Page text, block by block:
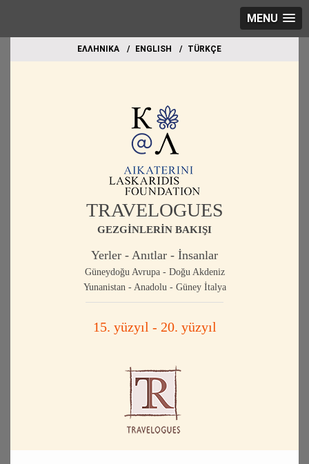
MENU
EΛΛΗΝΙΚΑ ΕΝGLISH TÜRKÇE
TRAVELOGUES
GEZGİNLERİN BAKIŞI
Yerler - Anıtlar - İnsanlar
Güneydoğu Avrupa - Doğu Akdeniz
Yunanistan - Anadolu - Güney İtalya
15. yüzyıl - 20. yüzyıl